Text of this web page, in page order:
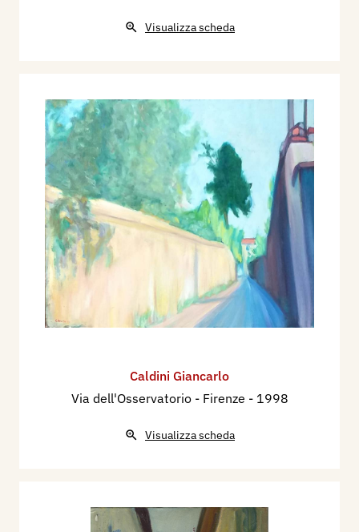
Visualizza scheda
Caldini Giancarlo
Via dell'Osservatorio - Firenze - 1998
Visualizza scheda